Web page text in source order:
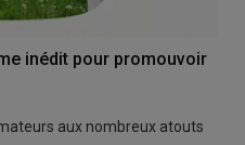
inédit pour promouvoir
aux nombreux atouts